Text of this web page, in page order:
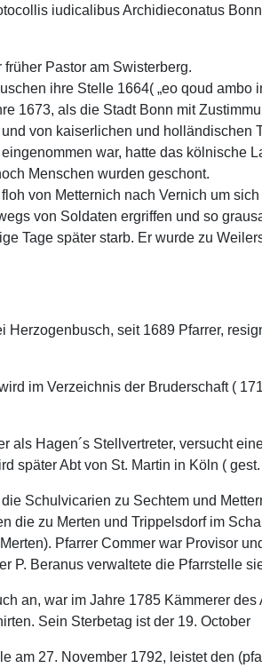
iudicalibus Archidieconatus
Pastor am Swisterberg.
ihre Stelle 1664( „eo qoud ambo
1673, als die Stadt Bonn mit
von kaiserlichen und holländischen
war, hatte das kölnische
Menschen wurden geschont.
von Metternich nach Vernich um sich
von Soldaten ergriffen und so
Tage später starb. Er wurde zu
seit 1689 Pfarrer,
im Verzeichnis der Bruderschaft (
als Hagen´s Stellvertreter, versucht
später Abt von St. Martin in Köln (
Schulvicarien zu Sechtem und
die zu Merten und Trippelsdorf im
Pfarrer Commer war Provisor
P. Beranus verwaltete die Pfarrstelle
an, war im Jahre 1785 Kämmerer
Sein Sterbetag ist der 19. October
am 27. November 1792, leistet den